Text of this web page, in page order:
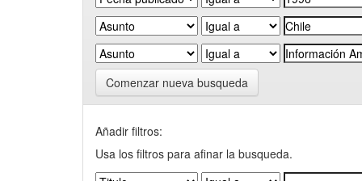
Comenzar nueva busqueda
Añadir filtros:
Usa los filtros para afinar la busqueda.